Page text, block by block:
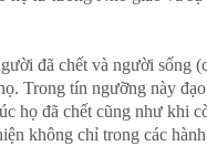
đã chết và người sống
Trong tín ngưỡng này
họ đã chết cũng như khi
không chỉ trong các